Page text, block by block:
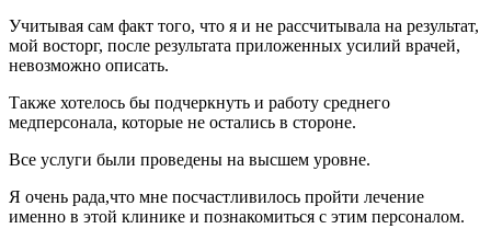
Учитывая сам факт того, что я и не рассчитывала на результат,
мой восторг, после результата приложенных усилий врачей,
невозможно описать.
Также хотелось бы подчеркнуть и работу среднего
медперсонала, которые не остались в стороне.
Все услуги были проведены на высшем уровне.
Я очень рада,что мне посчастливилось пройти лечение
именно в этой клинике и познакомиться с этим персоналом.